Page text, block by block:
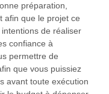
préparation,
afin que le projet ce
de réaliser
confiance à
permettre de
que vous puissiez
avant toute exécution